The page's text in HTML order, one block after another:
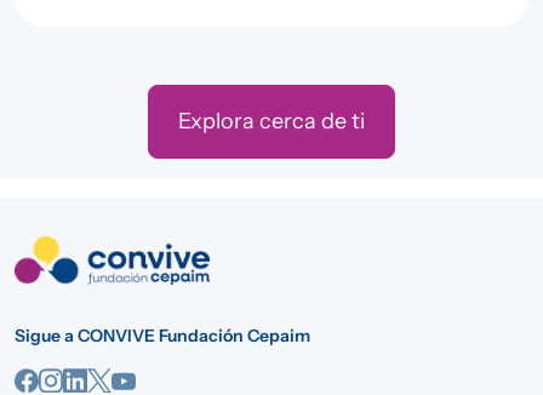
Explora cerca de ti
Sigue a CONVIVE Fundación Cepaim